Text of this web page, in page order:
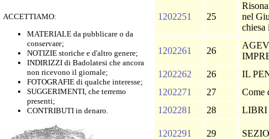
ACCETTIAMO:
MATERIALE da pubblicare o da
conservare;
NOTIZIE storiche e d'altro genere;
INDIRIZZI di Badolatesi che ancora
non ricevono il giornale;
FOTOGRAFIE di qualche interesse;
SUGGERIMENTI, che terremo
presenti;
CONTRIBUTI in denaro.
1202251 25
nel
1202261 26
1202262
26
IL
1202271
27
Come
1202281
28
1202291 29